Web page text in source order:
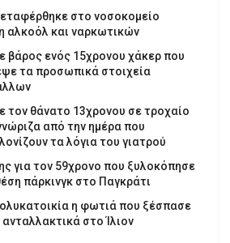
στο νοσοκομείο
αλκοόλ και ναρκωτικών
βάρος ενός 15χρονου χάκερ που
τα προσωπικά στοιχεία
τον θάνατο 13χρονου σε τροχαίο
από την ημέρα που
τα λόγια του γιατρού
για τον 59χρονο που ξυλοκόπησε
πάρκινγκ στο Παγκράτι
η φωτιά που ξέσπασε
στο Ίλιον